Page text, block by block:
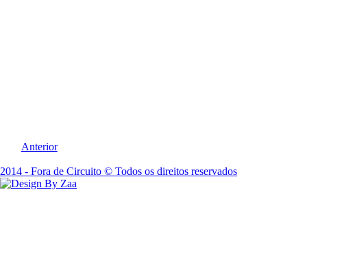
Anterior
2014 - Fora de Circuito © Todos os direitos reservados